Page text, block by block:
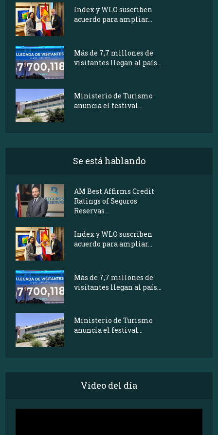
Index y WLO suscriben
acuerdo para ampliar...
Más de 7,7 millones de
visitantes llegan al país...
Ministerio de Turismo
anuncia el festival...
Se está hablando
AM Best Affirms Credit
Ratings of Seguros
Reservas...
Index y WLO suscriben
acuerdo para ampliar...
Más de 7,7 millones de
visitantes llegan al país...
Ministerio de Turismo
anuncia el festival...
Video del día